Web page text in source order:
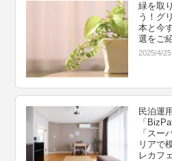
緑を取
う！グ
本と今
選をご
2025/4/
民泊運
「
「スー
リアで
レカフ